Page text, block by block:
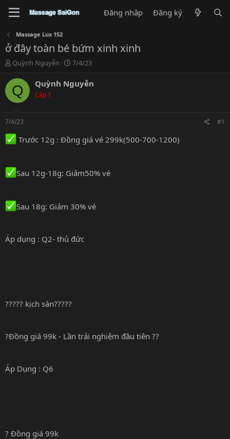
Đăng nhập Đăng ký
Massage Lux 152
ở đây toàn bé bứm xinh xinh
T
r
e
a
s
t
a
r
r
Quỳnh Nguyễn
N
à
y
7/4/23
Q Quỳnh Nguyễn
Cấp 1
7/4/23 #1
Trước 12g : Đồng giá vé 299k(500-700-1200)
Sau 12g-18g: Giảm50% vé
Sau 18g: Giảm 30% vé
Áp dụng : Q2- thủ đức
????? kịch sàn?????
?Đồng giá 99k - Lần trải nghiệm đầu tiên ??
Áp Dụng : Q6
? Đồng giá 99k